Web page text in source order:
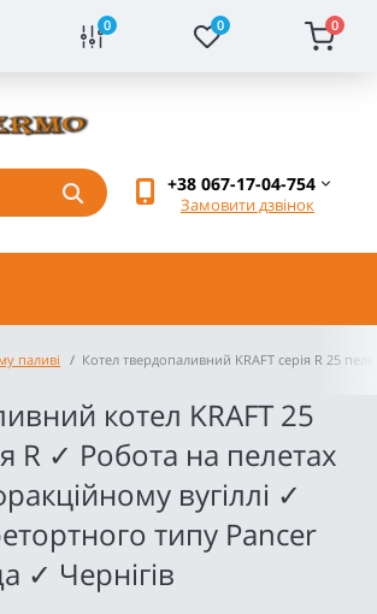
0 0 0
+38 067-17-04-754
Замовити дзвінок
паливі Котел твердопаливний KRAFT серія R 25
котел KRAFT 25
R ✓ Робота на пелетах
вугіллі ✓
типу Pancer
✓ Чернігів